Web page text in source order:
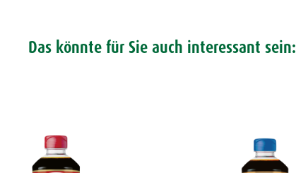
Das könnte für Sie auch interessant sein: